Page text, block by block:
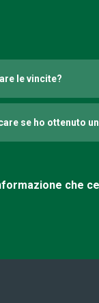
le vincite?
se ho ottenuto
che